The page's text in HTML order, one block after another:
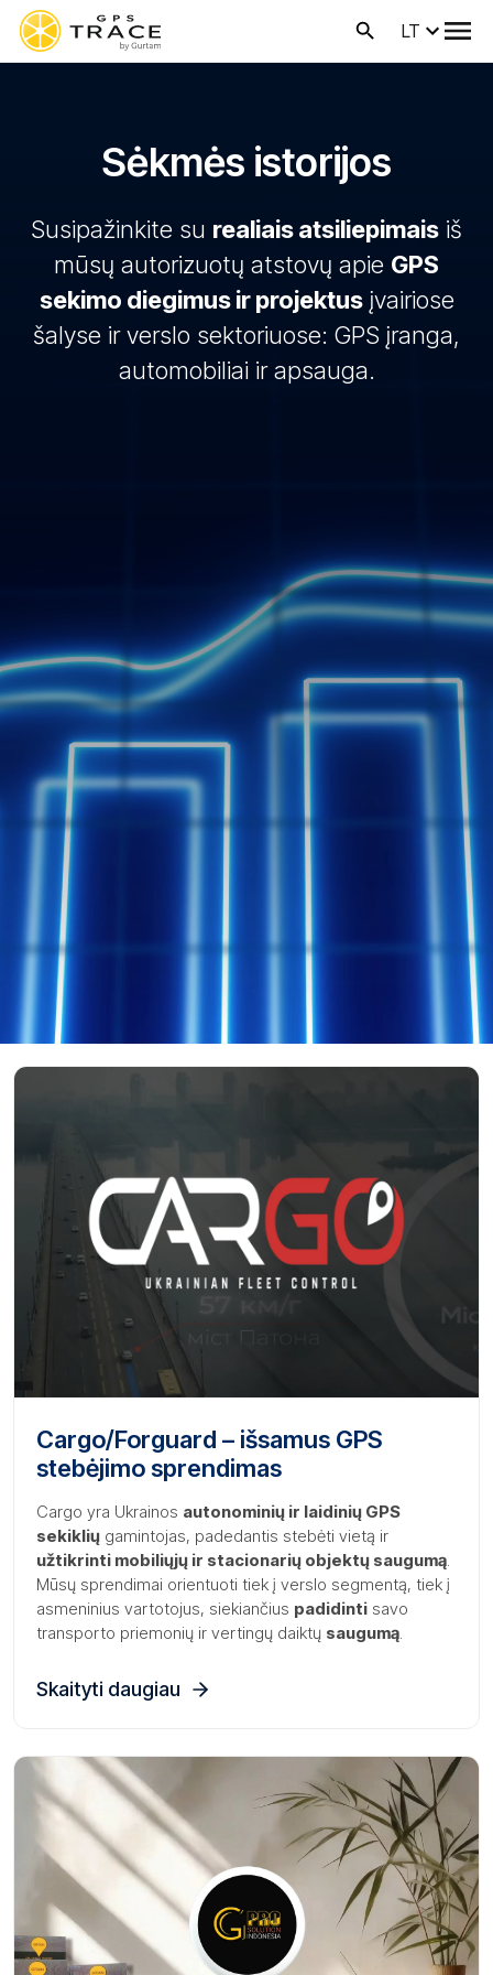
LT
Sėkmės istorijos
Susipažinkite su realiais atsiliepimais iš
mūsų autorizuotų atstovų apie GPS
sekimo diegimus ir projektusįvairiose
šalyse ir verslo sektoriuose: GPS įranga,
automobiliai ir apsauga.
Cargo/Forguard – išsamus GPS
stebėjimo sprendimas
Cargo yra Ukrainos autonominių ir laidinių GPS
sekiklių gamintojas, padedantis stebėti vietą ir
užtikrinti mobiliųjų ir stacionarių objektų saugumą
Mūsų sprendimai orientuoti tiek į verslo segmentą, tiek į
asmeninius vartotojus, siekiančius padidinti savo
transporto priemonių ir vertingų daiktų saugumą
Skaityti daugiau